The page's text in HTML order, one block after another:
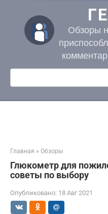
контенту
Обзоры
Поиск:
Главная » Обзоры
Глюкометр для
советы по выбору
Опубликовано: 18 Авг 2021